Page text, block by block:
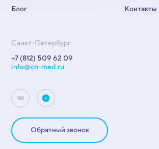
Блог Контакты
Санкт-Петербург
+7 (812) 509 62 09
info@cn-med.ru
Обратный звонок